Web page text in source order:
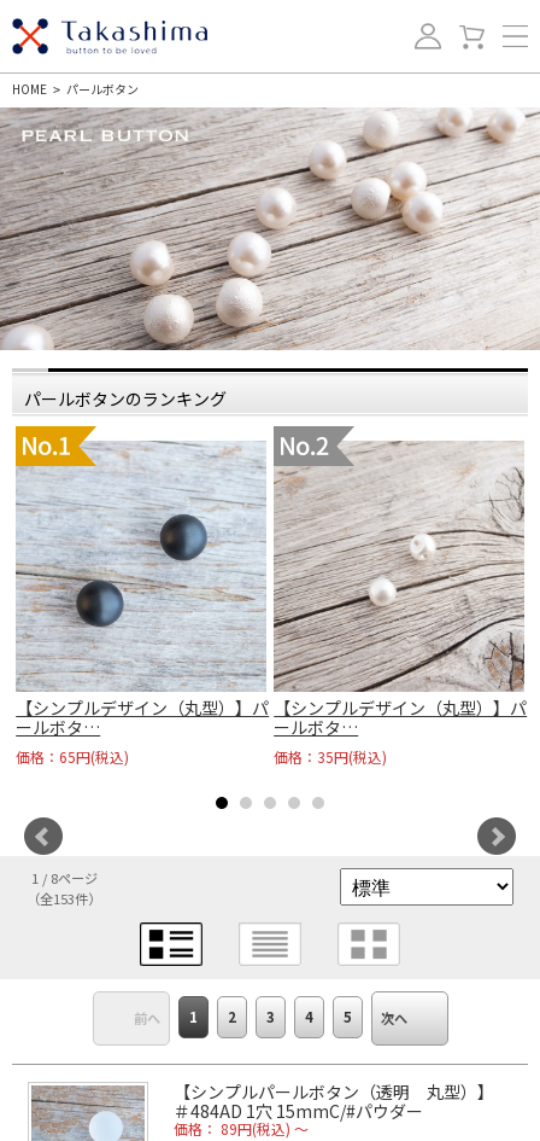
HOME > パールボタン
パールボタンのランキング
【シンプルデザイン（丸型）】パ
ールボタ…
価格：65円(税込)
【シンプルデザイン（丸型）】パ
ールボタ…
価格：35円(税込)
1 / 8ページ
（全153件）
前へ 1 2 3 4 5 次へ
【シンプルパールボタン（透明 丸型）】
＃484AD 1穴 15mmC/#パウダー
価格： 89円(税込) ～